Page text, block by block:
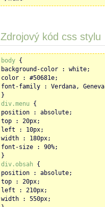
Zdrojový kód css stylu
body{
background-color : white;
color : #50681e;
font-family : Verdana,
}
div.menu {
position : absolute;
top : 20px;
left : 10px;
width : 180px;
font-size : 90%;
}
div.obsah {
position : absolute;
top : 20px;
left : 210px;
width : 550px;